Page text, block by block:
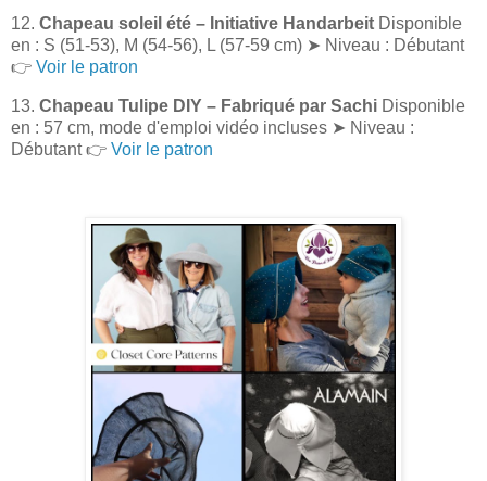
12. Chapeau soleil été – Initiative Handarbeit Disponible
en : S (51-53), M (54-56), L (57-59 cm) ➤ Niveau : Débutant
👉 Voir le patron
13. Chapeau Tulipe DIY – Fabriqué par Sachi Disponible
en : 57 cm, mode d'emploi vidéo incluses ➤ Niveau :
Débutant 👉 Voir le patron